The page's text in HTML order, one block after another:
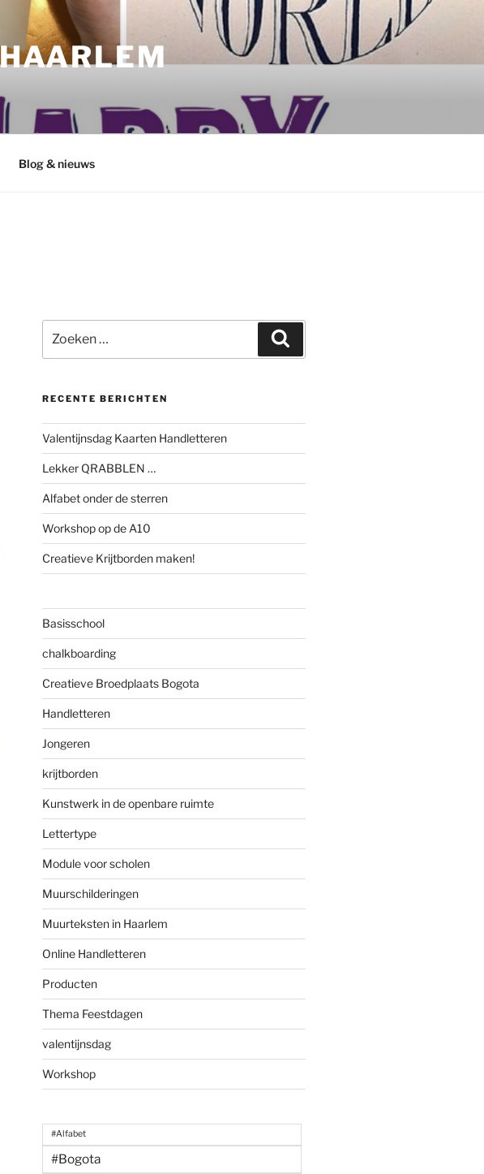
Blog & nieuws
naar:
RECENTE BERICHTEN
Valentijnsdag Kaarten Handletteren
Lekker QRABBLEN …
Alfabet onder de sterren
Workshop op de A10
Creatieve Krijtborden maken!
Basisschool
chalkboarding
Creatieve Broedplaats Bogota
Handletteren
Jongeren
krijtborden
Kunstwerk in de openbare ruimte
Lettertype
Module voor scholen
Muurschilderingen
Muurteksten in Haarlem
Online Handletteren
Producten
Thema Feestdagen
valentijnsdag
Workshop
#Alfabet
#Bogota